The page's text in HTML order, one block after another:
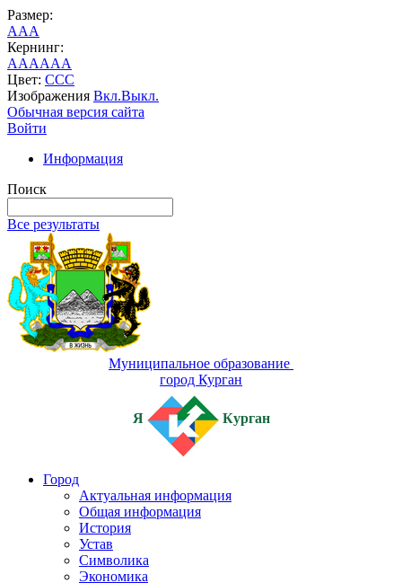
Размер:
AAA
Кернинг:
AAAAAA
Цвет: CCC
Изображения Вкл.Выкл.
Обычная версия сайта
Войти
Информация
Поиск
Все результаты
Муниципальное образование
город Курган
Я Курган
Город
Актуальная информация
Общая информация
История
Устав
Символика
Экономика